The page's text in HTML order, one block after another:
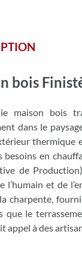
bois
maison bois
dans le
thermique
besoins en
de
l’humain et de
charpente,
que le
appel à des